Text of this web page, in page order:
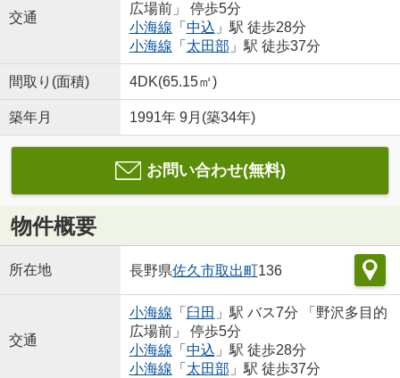
交通
広場前」 停歩5分
小海線 「 中込 」駅 徒歩28分
小海線 「 太田部 」駅 徒歩37分
間取り(面積) 4DK(65.15㎡)
築年月 1991年 9月(築34年)
お問い合わせ(無料)
物件概要
所在地 長野県佐久市取出町136
交通
小海線 「 臼田 」駅 バス7分 「野沢多目的
広場前」 停歩5分
小海線 「 中込 」駅 徒歩28分
小海線 「 太田部 」駅 徒歩37分